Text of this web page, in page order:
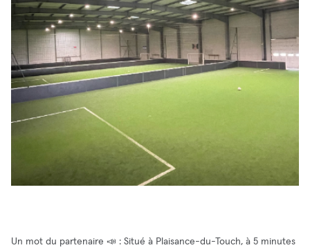
Un mot du partenaire 📣 : Situé à Plaisance-du-Touch, à 5 minutes